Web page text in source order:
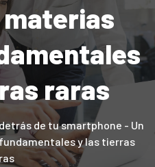
raras
de tu smartphone - Un
y las tierras